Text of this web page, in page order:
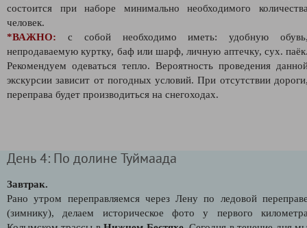
состоится при наборе минимально необходимого
человек.
*ВАЖНО: с собой необходимо иметь: удобную
непродаваемую куртку, баф или шарф, личную аптечку, сух.
Рекомендуем одеваться тепло. Вероятность проведения
экскурсии зависит от погодных условий. При отсутствии
переправа будет производиться на снегоходах.
День 4: По долине Туймаада
Завтрак.
Рано утром переправляемся через Лену по ледовой
(зимнику), делаем историческое фото у первого